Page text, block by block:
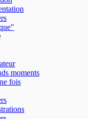
moments
fois